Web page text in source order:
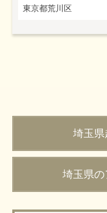
東京都荒川区
埼玉
埼玉県